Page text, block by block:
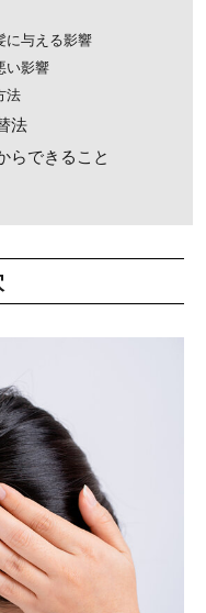
に与える影響
い影響
法
法
らできること